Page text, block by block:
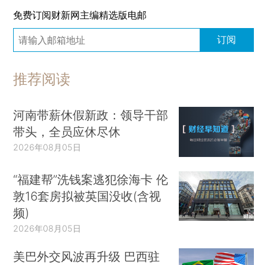
免费订阅财新网主编精选版电邮
订阅
推荐阅读
河南带薪休假新政：领导干部
带头，全员应休尽休
2026年08月05日
“福建帮”洗钱案逃犯徐海卡 伦
敦16套房拟被英国没收(含视
频)
2026年08月05日
美巴外交风波再升级 巴西驻